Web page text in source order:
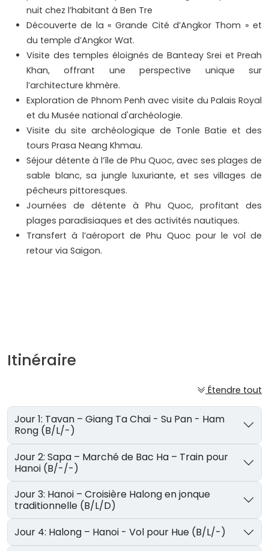
nuit chez l’habitant à Ben Tre
Découverte de la « Grande Cité d’Angkor Thom » et
du temple d’Angkor Wat.
Visite des temples éloignés de Banteay Srei et Preah
Khan, offrant une perspective unique sur
l’architecture khmère.
Exploration de Phnom Penh avec visite du Palais Royal
et du Musée national d'archéologie.
Visite du site archéologique de Tonle Batie et des
tours Prasa Neang Khmau.
Séjour détente à l’île de Phu Quoc, avec ses plages de
sable blanc, sa jungle luxuriante, et ses villages de
pêcheurs pittoresques.
Journées de détente à Phu Quoc, profitant des
plages paradisiaques et des activités nautiques.
Transfert à l’aéroport de Phu Quoc pour le vol de
retour via Saigon.
Itinéraire
Étendre tout
Jour 1: Tavan – Giang Ta Chai - Su Pan - Ham
Rong (B/L/-)
Jour 2: Sapa – Marché de Bac Ha – Train pour
Hanoi (B/-/-)
Jour 3: Hanoi – Croisière Halong en jonque
traditionnelle (B/L/D)
Jour 4: Halong – Hanoi - Vol pour Hue (B/L/-)